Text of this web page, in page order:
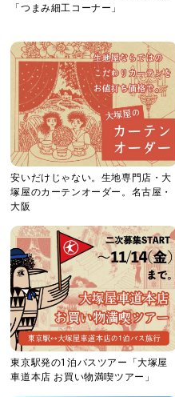
「つまみ細工コーナー」
安いだけじゃない。生地専門店・大
塚屋のカーテンオーダー。名古屋・
大阪
東京駅発の1泊バスツアー「大塚屋
車道本店 お買い物満喫ツアー」